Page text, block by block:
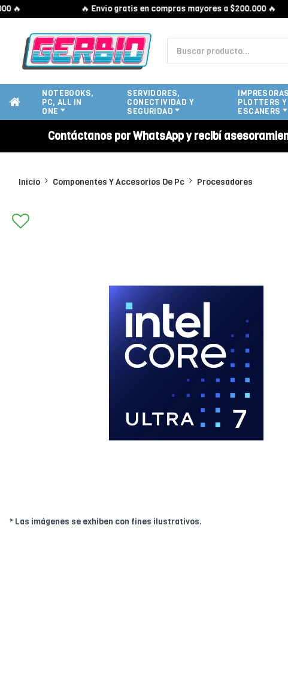
🔥 Envío gratis en compras mayores a $200.000 🔥
NOTEBOOKS,
PC, ALL IN
ONE
SERVIDORES,
CONECTIVIDAD Y
SEGURIDAD
PLOTTERS Y
ESCANERS
Contáctanos por WhatsApp y recibí
Inicio Componentes Y Accesorios De Pc Procesadores
* Las imágenes se exhiben con fines ilustrativos.